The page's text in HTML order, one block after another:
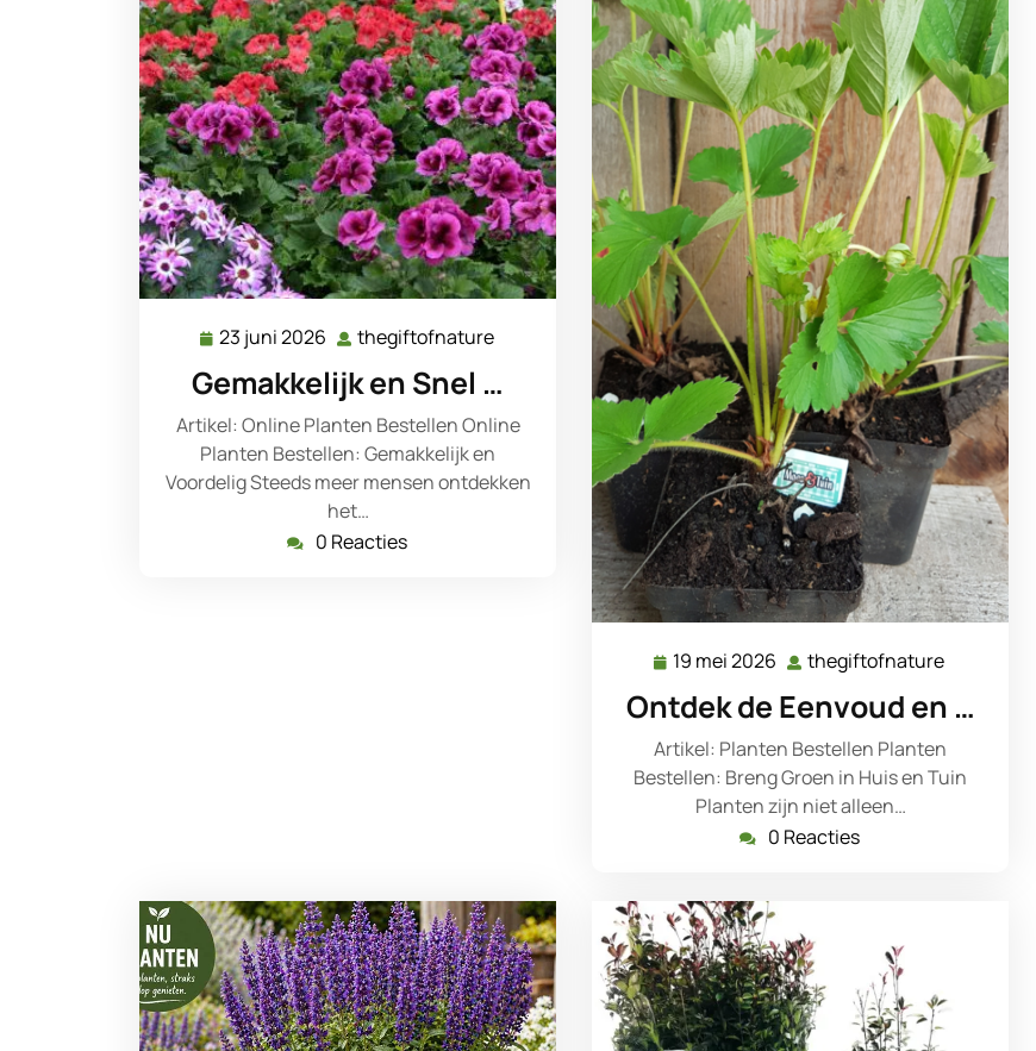
23 juni 2026 23
juni
2026
thegiftofnature thegiftofnature
Gemakkelijk en Snel …
Artikel: Online Planten Bestellen Online
Planten Bestellen: Gemakkelijk en
Voordelig Steeds meer mensen ontdekken
het…
0 Reacties
19 mei 2026 19
mei
2026
thegiftofnature
Ontdek de Eenvoud en …
Artikel: Planten Bestellen Planten
Bestellen: Breng Groen in Huis en Tuin
Planten zijn niet alleen…
0 Reacties